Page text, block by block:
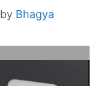
by Bhagya